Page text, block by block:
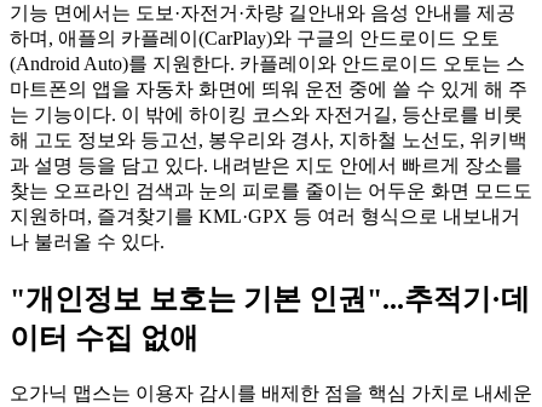
기능 면에서는 도보·자전거·차량 길안내와 음성 안내를 제공
하며, 애플의 카플레이(CarPlay)와 구글의 안드로이드 오토
(Android Auto)를 지원한다. 카플레이와 안드로이드 오토는 스
마트폰의 앱을 자동차 화면에 띄워 운전 중에 쓸 수 있게 해 주
는 기능이다. 이 밖에 하이킹 코스와 자전거길, 등산로를 비롯
해 고도 정보와 등고선, 봉우리와 경사, 지하철 노선도, 위키백
과 설명 등을 담고 있다. 내려받은 지도 안에서 빠르게 장소를
찾는 오프라인 검색과 눈의 피로를 줄이는 어두운 화면 모드도
지원하며, 즐겨찾기를 KML·GPX 등 여러 형식으로 내보내거
나 불러올 수 있다.
"개인정보 보호는 기본 인권"...추적기·데
이터 수집 없애
오가닉 맵스는 이용자 감시를 배제한 점을 핵심 가치로 내세운